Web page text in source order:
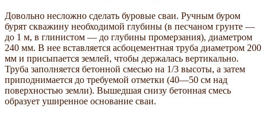
Довольно несложно сделать буровые сваи. Ручным буром
бурят скважину необходимой глубины (в песчаном грунте —
до 1 м, в глинистом — до глубины промерзания), диаметром
240 мм. В нее вставляется асбоцементная труба диаметром 200
мм и присыпается землей, чтобы держалась вертикально.
Труба заполняется бетонной смесью на 1/3 высоты, а затем
приподнимается до требуемой отметки (40—50 см над
поверхностью земли). Вышедшая снизу бетонная смесь
образует уширенное основание сваи.